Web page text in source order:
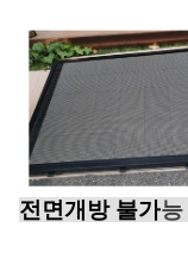
전면개방 불가능